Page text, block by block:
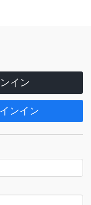
イン
ンイン